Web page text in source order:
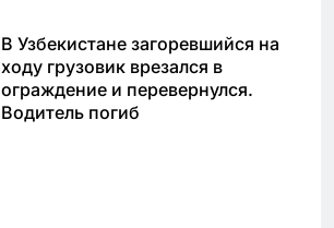
В Узбекистане загоревшийся на
ходу грузовик врезался в
ограждение и перевернулся.
Водитель погиб